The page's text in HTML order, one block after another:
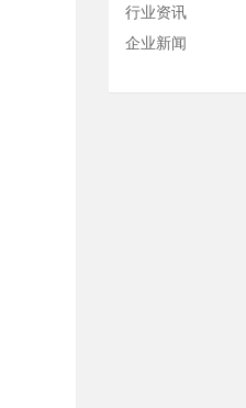
行业资讯
企业新闻